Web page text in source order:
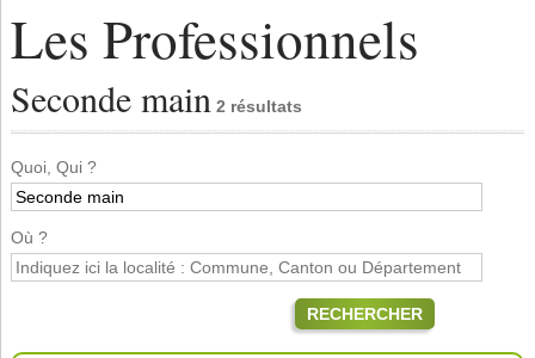
Les Professionnels
Seconde main 2 résultats
Quoi, Qui ?
Où ?
RECHERCHER